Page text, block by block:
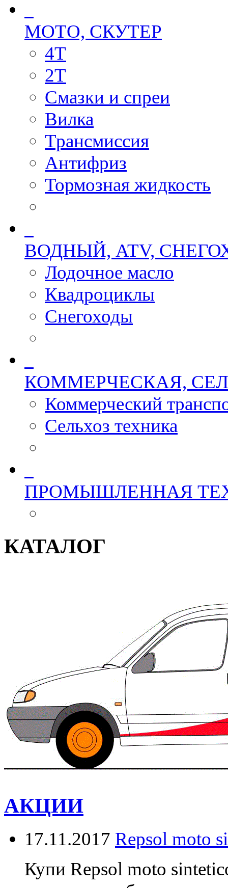
МОТО, СКУТЕР
4T
2T
Смазки и спреи
Вилка
Трансмиссия
Антифриз
Тормозная жидкость
ВОДНЫЙ, ATV,
Лодочное масло
Квадроциклы
Снегоходы
КОММЕРЧЕСКАЯ,
Коммерческий
Сельхоз техника
ПРОМЫШЛЕННАЯ
КАТАЛОГ
АКЦИИ
17.11.2017 Repsol moto
Купи Repsol moto